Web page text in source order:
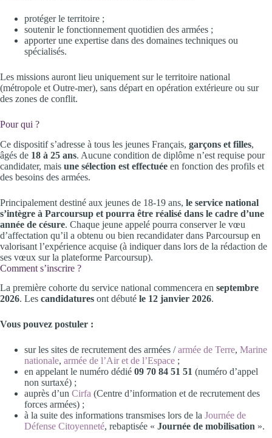
protéger le territoire ;
soutenir le fonctionnement quotidien des armées ;
apporter une expertise dans des domaines techniques ou
spécialisés.
Les missions auront lieu uniquement sur le territoire national
(métropole et Outre-mer), sans départ en opération extérieure ou sur
des zones de conflit.
Pour qui ?
Ce dispositif s’adresse à tous les jeunes Français, garçons et filles,
âgés de 18 à 25 ans. Aucune condition de diplôme n’est requise pour
candidater, mais une sélection est effectuée en fonction des profils et
des besoins des armées.
Principalement destiné aux jeunes de 18-19 ans, le service national
s’intègre à Parcoursup et pourra être réalisé dans le cadre d’une
année de césure. Chaque jeune appelé pourra conserver le vœu
d’affectation qu’il a obtenu ou bien recandidater dans Parcoursup en
valorisant l’expérience acquise (à indiquer dans lors de la rédaction de
ses vœux sur la plateforme Parcoursup).
Comment s’inscrire ?
La première cohorte du service national commencera en septembre
2026. Les candidatures ont débuté le 12 janvier 2026.
Vous pouvez postuler :
sur les sites de recrutement des armées /armée de Terre, Marine
nationale, armée de l’Air et de l’Espace ;
en appelant le numéro dédié 09 70 84 51 51 (numéro d’appel
non surtaxé) ;
auprès d’un Cirfa (Centre d’information et de recrutement des
forces armées) ;
à la suite des informations transmises lors de la Journée de
Défense Citoyenneté, rebaptisée « Journée de mobilisation ».